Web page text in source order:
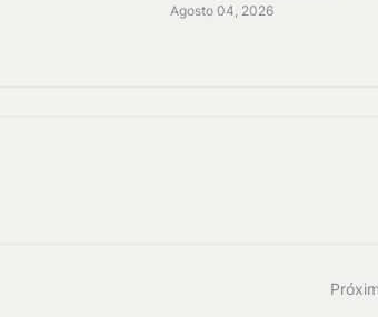
Agosto 04, 2026